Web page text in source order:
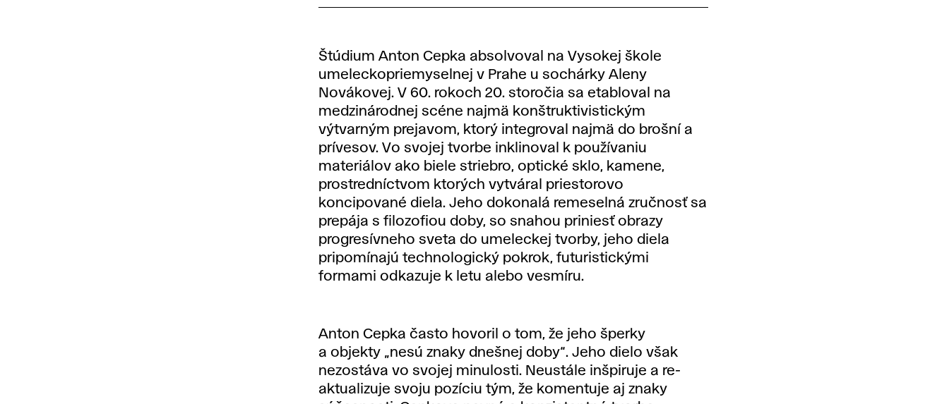
Štúdium Anton Cepka absolvoval na Vysokej škole
umeleckopriemyselnej v Prahe u sochárky Aleny
Novákovej. V 60. rokoch 20. storočia sa etabloval na
medzinárodnej scéne najmä konštruktivistickým
výtvarným prejavom, ktorý integroval najmä do brošní a
prívesov. Vo svojej tvorbe inklinoval k používaniu
materiálov ako biele striebro, optické sklo, kamene,
prostredníctvom ktorých vytváral priestorovo
koncipované diela. Jeho dokonalá remeselná zručnosť sa
prepája s filozofiou doby, so snahou priniesť obrazy
progresívneho sveta do umeleckej tvorby, jeho diela
pripomínajú technologický pokrok, futuristickými
formami odkazuje k letu alebo vesmíru.
Anton Cepka často hovoril o tom, že jeho šperky
a objekty „nesú znaky dnešnej doby“. Jeho dielo však
nezostáva vo svojej minulosti. Neustále inšpiruje a re-
aktualizuje svoju pozíciu tým, že komentuje aj znaky